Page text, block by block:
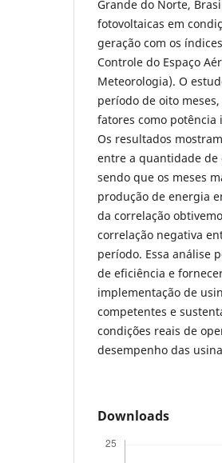
Grande do Norte,
fotovoltaicas em
geração com os
Controle do Espaço
Meteorologia). O
período de oito
fatores como
Os resultados
entre a quantidade de
sendo que os meses
produção de energia
da correlação
correlação negativa
período. Essa análise
de eficiência e
implementação de
competentes e
condições reais de
desempenho das
Downloads